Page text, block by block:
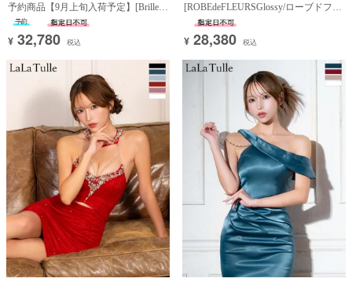
予約商品【9月上旬入荷予定】[Brille/
ブリエ] 高級 ブランド タイトミニド
レス 長袖 レース ボレロ付き 谷間 キ
ャミソール 裾フリル ティアード
¥ 32,780 税込
[ROBEdeFLEURSGlossy/ローブドフル
ールグロッシー] 高級 ブランド タイ
トミニドレス 谷間 キャミソール セッ
トアップ ジップ ストーン ワンカラー
(伊藤舞雪着用)
¥ 28,380 税込